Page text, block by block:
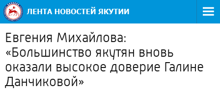
Евгения Михайлова:
«Большинство якутян вновь
оказали высокое доверие Галине
Данчиковой»